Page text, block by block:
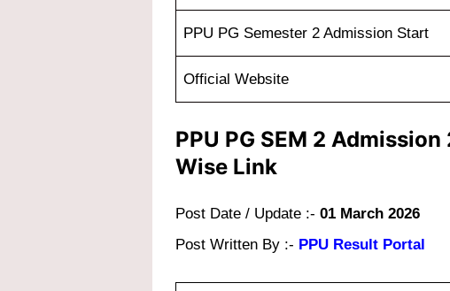
PPU PG Semester 2 Admission Start
Official Website
PPU PG SEM 2
Wise Link
Post Date / Update :- 01 March 2026
Post Written By :- PPU Result Portal